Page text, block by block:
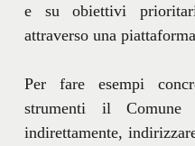
e su obiettivi
attraverso una
Per fare esempi
strumenti il Comune
indirettamente,